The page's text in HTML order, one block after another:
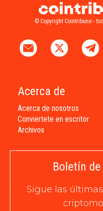
© Copyright Cointribune -
Acerca de
Acerca de nosotros
Conviertete en escritor
Archivos
Boletín
Sigue las